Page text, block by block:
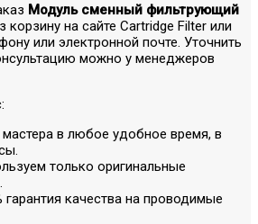
Модуль сменный фильтрующий
корзину на сайте Cartridge Filter или
или электронной почте. Уточнить
можно у менеджеров
в любое удобное время, в
только оригинальные
качества на проводимые